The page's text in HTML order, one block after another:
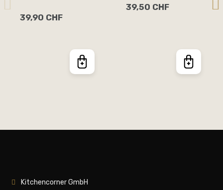
39,90 CHF
39,50 CHF
Kitchencorner GmbH